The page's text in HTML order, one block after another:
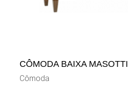
CÔMODA BAIXA MASOTTI
Cômoda